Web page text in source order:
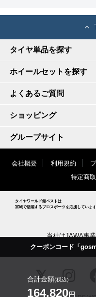
クーポンコード「
合計金額(税込)
164,820円
タイヤ単品を探す
ホイールセットを探す
よくあるご質問
ショッピング
グループサイト
会社概要 利用規約
特定商
タイヤワールド館ベストは
宮城で活躍するプロスポーツを応援しています
当社はJAWA事